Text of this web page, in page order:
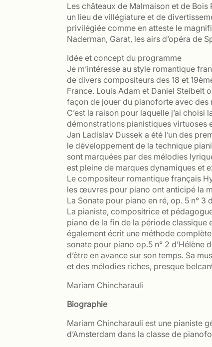
Les châteaux de Malmaison et de
un lieu de villégiature et de
privilégiée comme en atteste le
Naderman, Garat, les airs d’opéra de
Idée et concept du programme
Je m’intéresse au style romantique
de divers compositeurs des 18 et
France. Louis Adam et Daniel Steibelt
façon de jouer du pianoforte avec des
C’est la raison pour laquelle j’ai
démonstrations pianistiques virtuoses
Jan Ladislav Dussek a été l’un des
le développement de la technique
sont marquées par des mélodies
est pleine de marques dynamiques et
Le compositeur romantique français
les œuvres pour piano ont anticipé la
La Sonate pour piano en ré, op. 5 n°
La pianiste, compositrice et
piano de la fin de la période classique
également écrit une méthode
sonate pour piano op.5 n° 2 d’Hélène
d’être en avance sur son temps. Sa
et des mélodies riches, presque
Mariam Chincharauli
Biographie
Mariam Chincharauli est une pianiste
d’Amsterdam dans la classe de